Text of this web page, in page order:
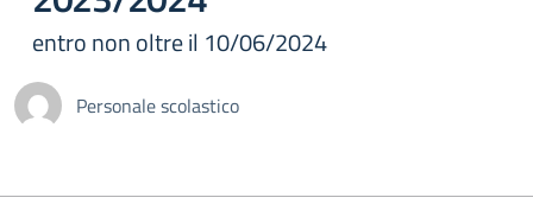
entro non oltre il 10/06/2024
Personale scolastico